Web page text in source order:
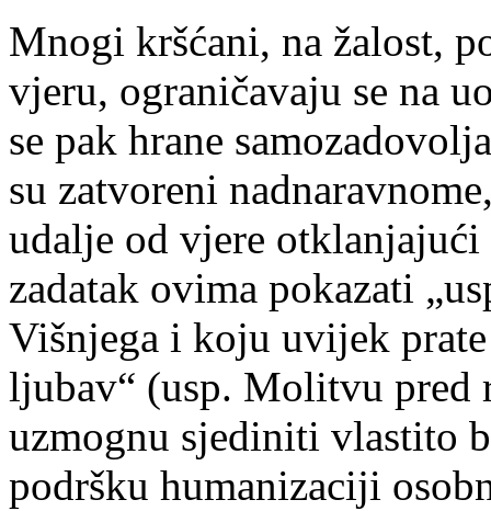
Mnogi kršćani, na žalost,
vjeru, ograničavaju se na
se pak hrane
su zatvoreni
udalje od vjere otklanjajući
zadatak ovima pokazati
Višnjega i koju uvijek prate
ljubav“ (usp. Molitvu pred
uzmognu sjediniti vlastito
podršku humanizaciji